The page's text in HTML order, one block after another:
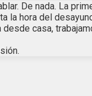
De nada. La
la hora del
casa,